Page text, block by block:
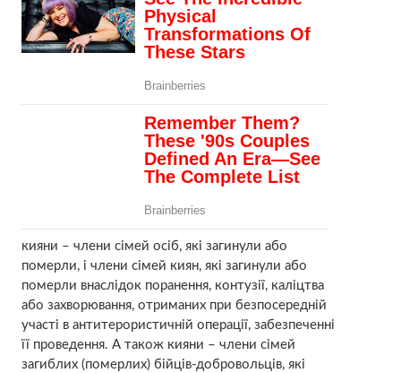
кияни – члени сімей осіб, які загинули або
померли, і члени сімей киян, які загинули або
померли внаслідок поранення, контузії, каліцтва
або захворювання, отриманих при безпосередній
участі в антитерористичній операції, забезпеченні
її проведення. А також кияни – члени сімей
загиблих (померлих) бійців-добровольців, які